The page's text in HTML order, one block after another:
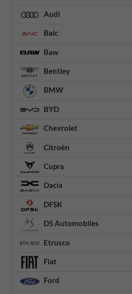
Audi
Baic
Baw
Bentley
BMW
BYD
Chevrolet
Citroën
Cupra
Dacia
DFSK
DS Automobiles
Etrusco
Fiat
Ford